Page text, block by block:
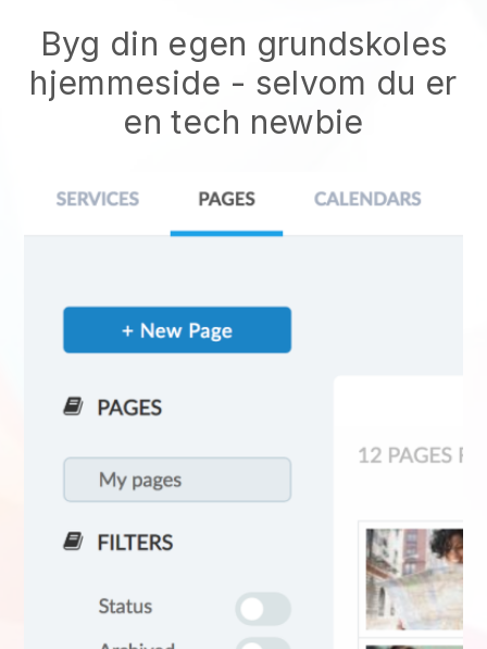
Byg din egen grundskoles
hjemmeside - selvom du er
en tech newbie